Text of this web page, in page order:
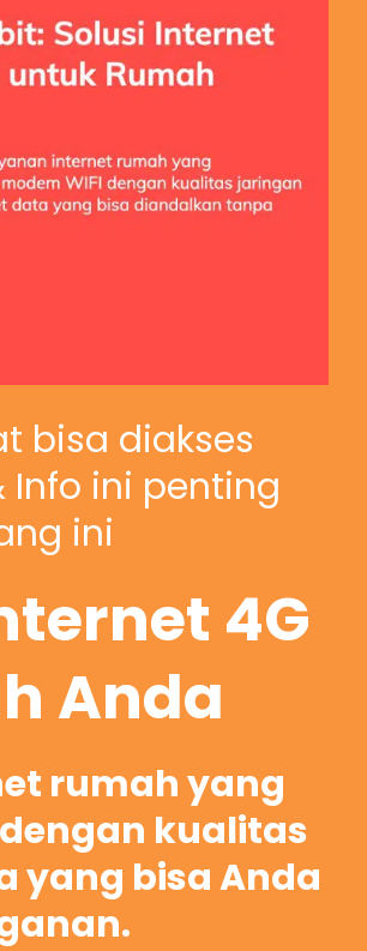
bisa diakses
Info ini penting
ini
4G
Anda
rumah yang
kualitas
yang bisa Anda